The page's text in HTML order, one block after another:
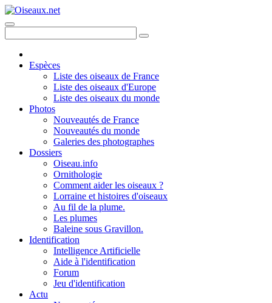
Espèces
Liste des oiseaux de France
Liste des oiseaux d'Europe
Liste des oiseaux du monde
Photos
Nouveautés de France
Nouveautés du monde
Galeries des photographes
Dossiers
Oiseau.info
Ornithologie
Comment aider les oiseaux ?
Lorraine et histoires d'oiseaux
Au fil de la plume.
Les plumes
Baleine sous Gravillon.
Identification
Intelligence Artificielle
Aide à l'identification
Forum
Jeu d'identification
Actu